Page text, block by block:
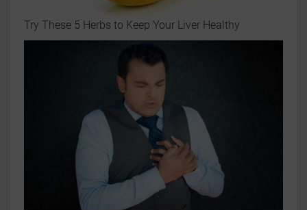
Try These 5 Herbs to Keep Your Liver Healthy